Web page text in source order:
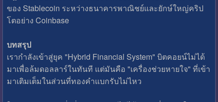
ของ Stablecoin ระหว่างธนาคารพาณิชย์และยักษ์ใหญ่คริป
โตอย่าง Coinbase
บทสรุป
เรากำลังเข้าสู่ยุค "Hybrid Financial System" บิตคอยน์ไม่ได้
มาเพื่อล้มดอลลาร์ในทันที แต่มันคือ "เครื่องช่วยหายใจ" ที่เข้า
มาเติมเต็มในส่วนที่ทองคำแบกรับไม่ไหว